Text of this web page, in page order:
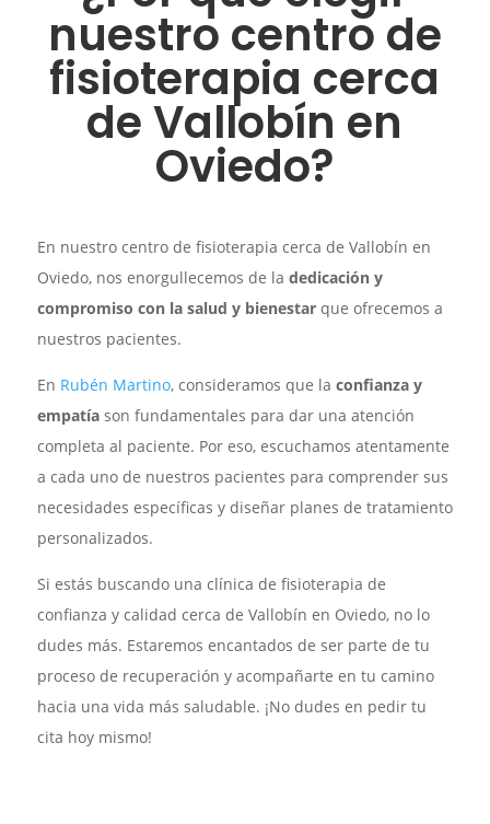
nuestro centro de
fisioterapia cerca
de Vallobín en
Oviedo?
En nuestro centro de fisioterapia cerca de Vallobín en
Oviedo, nos enorgullecemos de la dedicación y
compromiso con la salud y bienestarque ofrecemos a
nuestros pacientes.
En Rubén Martino, consideramos que la confianza y
empatíason fundamentales para dar una atención
completa al paciente. Por eso, escuchamos atentamente
a cada uno de nuestros pacientes para comprender sus
necesidades específicas y diseñar planes de tratamiento
personalizados.
Si estás buscando una clínica de fisioterapia de
confianza y calidad cerca de Vallobín en Oviedo, no lo
dudes más. Estaremos encantados de ser parte de tu
proceso de recuperación y acompañarte en tu camino
hacia una vida más saludable. ¡No dudes en pedir tu
cita hoy mismo!